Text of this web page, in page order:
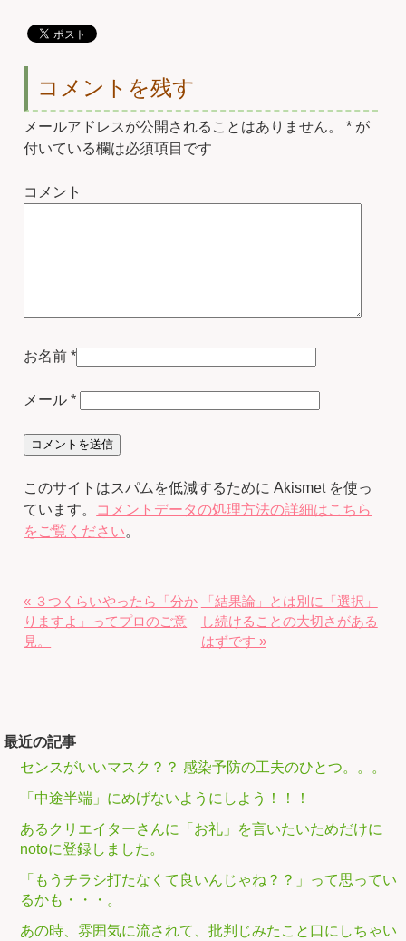
コメントを残す
メールアドレスが公開されることはありません。 * が
付いている欄は必須項目です
コメント
お名前 *
メール*
このサイトはスパムを低減するために Akismet を使っ
ています。
コメントデータの処理方法の詳細はこちら
をご覧ください。
« ３つくらいやったら「分か
りますよ」ってプロのご意
見。
「結果論」とは別に「選択」
し続けることの大切さがある
はずです »
最近の記事
センスがいいマスク？？ 感染予防の工夫のひとつ。。。
「中途半端」にめげないようにしよう！！！
あるクリエイターさんに「お礼」を言いたいためだけに
notoに登録しました。
「もうチラシ打たなくて良いんじゃね？？」って思ってい
るかも・・・。
あの時、雰囲気に流されて、批判じみたこと口にしちゃい